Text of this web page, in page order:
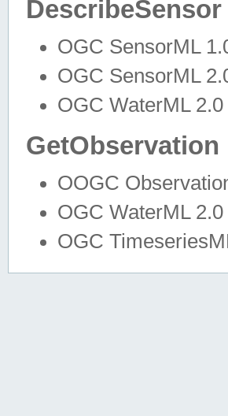
DescribeSensor
OGC SensorML
OGC SensorML
OGC WaterML
GetObservation
OOGC
OGC WaterML 2.0
OGC